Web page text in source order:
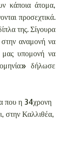
κάποια άτομα,
προσεχτικά.
της. Σίγουρα
στην αναμονή να
μας υπομονή να
δήλωσε
που η 34χρονη
στην Καλλιθέα,